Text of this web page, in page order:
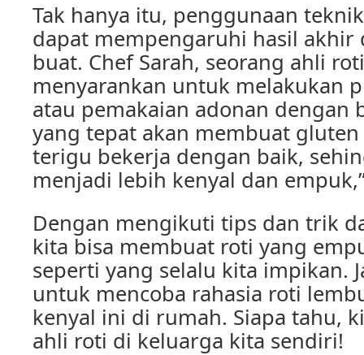
Tak hanya itu, penggunaan
dapat mempengaruhi hasil akhir
buat. Chef Sarah, seorang ahli
menyarankan untuk melakukan
atau pemakaian adonan dengan
yang tepat akan membuat
terigu bekerja dengan baik,
menjadi lebih kenyal dan
Dengan mengikuti tips dan trik
kita bisa membuat roti yang
seperti yang selalu kita impikan.
untuk mencoba rahasia roti
kenyal ini di rumah. Siapa tahu,
ahli roti di keluarga kita sendiri!